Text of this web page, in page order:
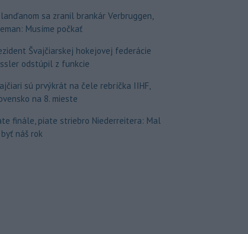
sa zranil brankár Verbruggen,
Musíme počkať
Švajčiarskej hokejovej federácie
odstúpil z funkcie
sú prvýkrát na čele rebríčka IIHF,
na 8. mieste
finále, piate striebro Niederreitera: Mal
náš rok